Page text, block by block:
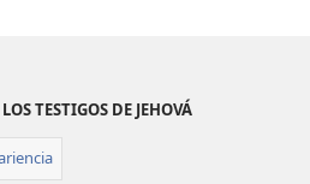
TESTIGOS DE JEHOVÁ